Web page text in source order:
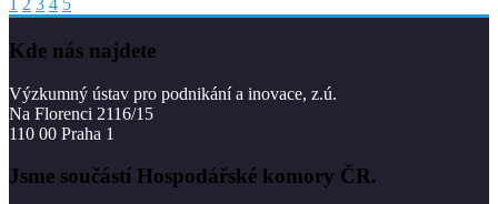
1 2 3 4 5
Kde nás najdete
Výzkumný ústav pro podnikání a inovace, z.ú.
Na Florenci 2116/15
110 00 Praha 1
Jsme součástí Hospodářské komory ČR.